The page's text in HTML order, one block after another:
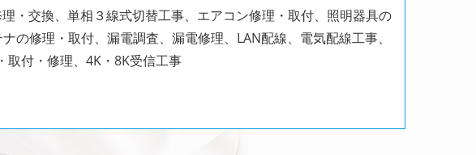
・交換、単相３線式切替工事、エアコン修理・取付、照明器具の
修理・取付、漏電調査、漏電修理、LAN配線、電気配線工事、
取付・修理、4K・8K受信工事